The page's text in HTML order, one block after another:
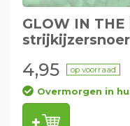
GLOW IN
4,95 op voorraad
Overmorgen in